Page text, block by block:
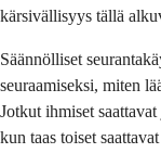
kärsivällisyys tällä
Säännölliset
seuraamiseksi, miten
Jotkut ihmiset
kun taas toiset